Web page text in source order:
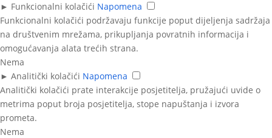
► Funkcionalni kolačići Napomena
Funkcionalni kolačići podržavaju funkcije poput dijeljenja sadržaja
na društvenim mrežama, prikupljanja povratnih informacija i
omogućavanja alata trećih strana.
Nema
► Analitički kolačići Napomena
Analitički kolačići prate interakcije posjetitelja, pružajući uvide o
metrima poput broja posjetitelja, stope napuštanja i izvora
prometa.
Nema